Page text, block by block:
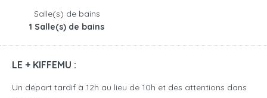
Salle(s) de bains
1 Salle(s) de bains
LE + KIFFEMU :
Un départ tardif à 12h au lieu de 10h et des attentions dans